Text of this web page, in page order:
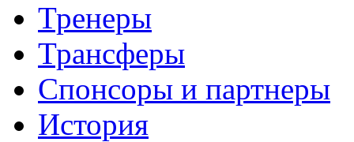
Тренеры
Трансферы
Спонсоры и партнеры
История